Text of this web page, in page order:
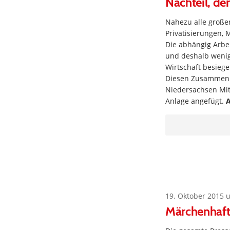
Nahezu alle
Privatisierungen,
Die abhängig
und deshalb
Wirtschaft
Diesen
Niedersachsen
Anlage angefügt.
19. Oktober 2015